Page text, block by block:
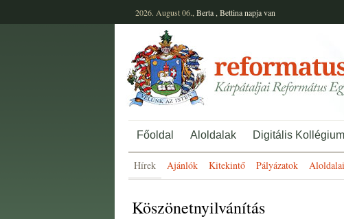
2026. August 06., Berta , Bettinanapja van
Főoldal Aloldalak Digitális Kollégium
Hírek Ajánlók Kitekintő Pályázatok
Köszönetnyilvánítás